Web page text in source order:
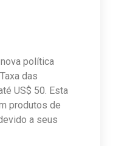
política
das
US$ 50. Esta
produtos de
a seus